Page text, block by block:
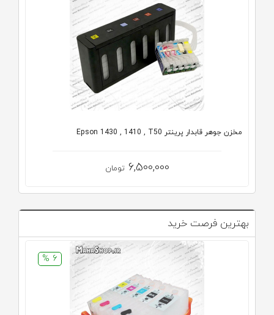
مخزن جوهر قابدار پرینتر Epson 1430 , 1410 , T50
6,500,000 تومان
بهترین فرصت خرید
6 %